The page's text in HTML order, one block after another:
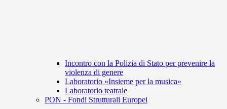
Incontro con la Polizia di Stato per prevenire la
violenza di genere
Laboratorio «Insieme per la musica»
Laboratorio teatrale
PON - Fondi Strutturali Europei